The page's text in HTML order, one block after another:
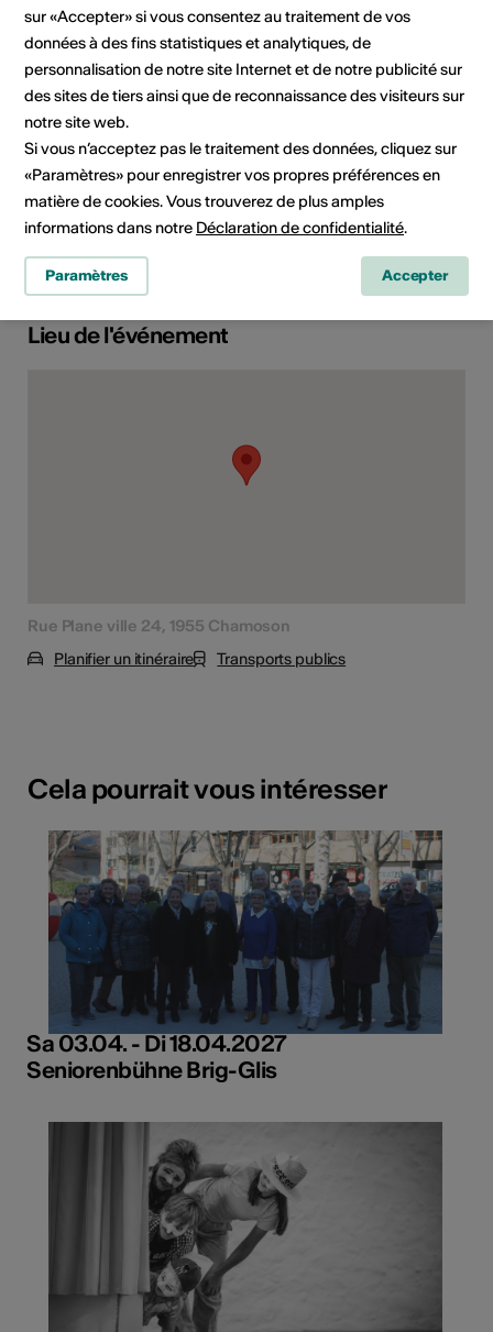
Réservations 0797685866
E-Mail
Site Internet
Domaine
Type d'événement
Spectacle
Classe d'âge
À partir de 12 ans
Lieu de l'événement
Rue Plane ville 24, 1955 Chamoson
Planifier un itinéraire
Transports publics
Cela pourrait vous intéresser
Sa 03.04. - Di 18.04.2027
Seniorenbühne Brig-Glis
sur «Accepter» si vous consentez au traitement de vos
données à des fins statistiques et analytiques, de
personnalisation de notre site Internet et de notre publicité sur
des sites de tiers ainsi que de reconnaissance des visiteurs sur
notre site web.
Si vous n’acceptez pas le traitement des données, cliquez sur
«Paramètres» pour enregistrer vos propres préférences en
matière de cookies. Vous trouverez de plus amples
informations dans notre Déclaration de confidentialité.
Paramètres Accepter